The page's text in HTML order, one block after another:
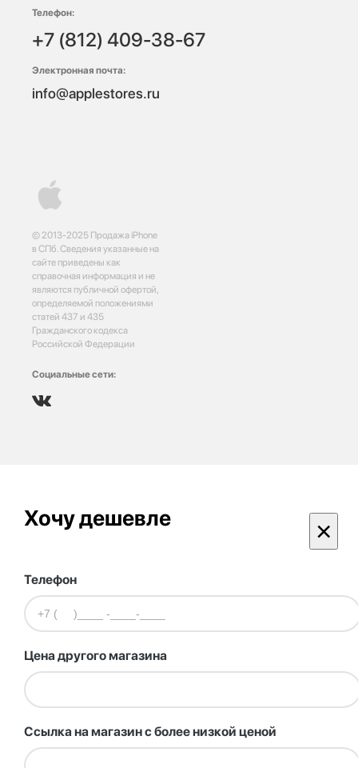
© 2013-2025 Продажа iPhone
в СПб. Сведения указанные на
сайте приведены как
справочная информация и не
являются публичной офертой,
определяемой положениями
статей 437 и 435
Гражданского кодекса
Российской Федерации
Социальные сети:
Телефон:
+7 (812) 409-38-67
Электронная почта:
info@applestores.ru
Хочу дешевле ×
Телефон
Цена другого магазина
Ссылка на магазин с более низкой ценой